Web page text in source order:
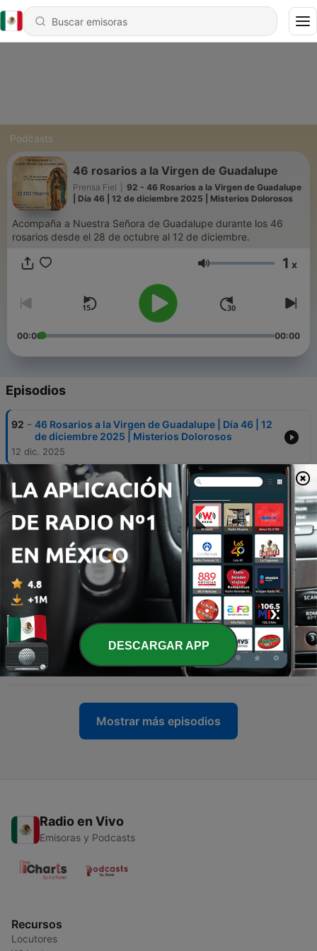
Podcasts
46 rosarios a la Virgen de Guadalupe
Prensa Fiel
92 - 46 Rosarios a la Virgen de Guadalupe
| Día 46 | 12 de diciembre 2025 | Misterios Dolorosos
Acompaña a Nuestra Señora de Guadalupe durante los 46
rosarios desde el 28 de octubre al 12 de diciembre.
Volumen 1 x
00:00 00:00
Episodios
92 - 46 Rosarios a la Virgen de Guadalupe | Día 46 | 12
de diciembre 2025 | Misterios Dolorosos
12 dic. 2025
91 -
46 Rosarios a la Virgen de Guadalupe | Día 45 | 11
de diciembre 2025 | Misterios Luminosos
11 dic. 2025
-
46 Rosarios a la Virgen de Guadalupe | Día 44 | 10
de diciembre 2025 | Misterios Gloriosos
10 dic. 2025
89 - 46 Rosarios a la Virgen de Guadalupe | Día 43 | 09
de diciembre 2025 | Misterios Dolorosos
09 dic. 2025
88 - 46 Rosarios a la Virgen de Guadalupe | Día 42 | 08
de diciembre 2025 | Misterios Gozosos
08 dic. 2025
Mostrar más episodios
Radio en Vivo
Emisoras y Podcasts
Recursos
Locutores
DESCARGAR APP